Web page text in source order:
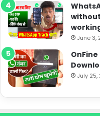
June 3,
July 25,